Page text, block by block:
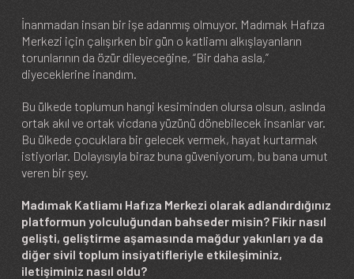
İnanmadan insan bir işe adanmış olmuyor. Madımak Hafıza
Merkezi için çalışırken bir gün o katliamı alkışlayanların
torunlarının da özür dileyeceğine, “Bir daha asla,”
diyeceklerine inandım.
Bu ülkede toplumun hangi kesiminden olursa olsun, aslında
ortak akıl ve ortak vicdana yüzünü dönebilecek insanlar var.
Bu ülkede çocuklara bir gelecek vermek, hayat kurtarmak
istiyorlar. Dolayısıyla biraz buna güveniyorum, bu bana umut
veren bir şey.
Madımak Katliamı Hafıza Merkezi olarak adlandırdığınız
platformun yolculuğundan bahseder misin? Fikir nasıl
gelişti, geliştirme aşamasında mağdur yakınları ya da
diğer sivil toplum insiyatifleriyle etkileşiminiz,
iletişiminiz nasıl oldu?